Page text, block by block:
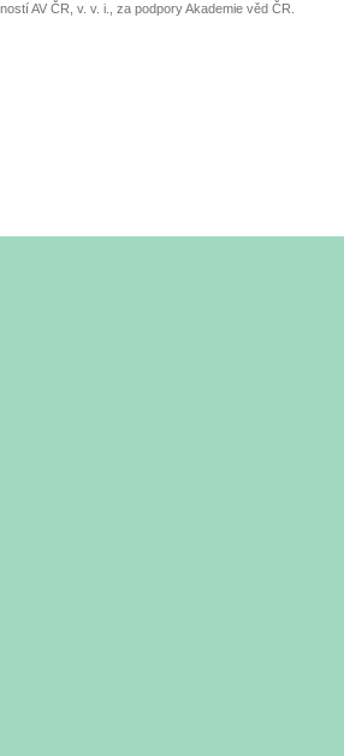
AV ČR, v. v. i., za podpory Akademie věd ČR.